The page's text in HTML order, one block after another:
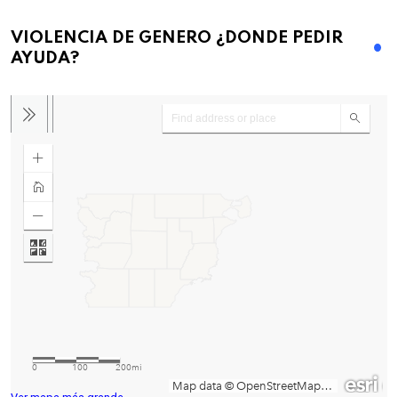
VIOLENCIA DE GENERO ¿DONDE PEDIR
AYUDA?
Ver mapa más grande